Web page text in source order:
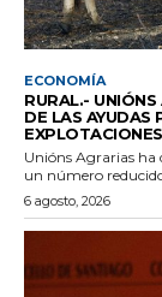
ECONOMÍA
RURAL.-
DE LAS AYUDAS
EXPLOTACIONES
Unións Agrarias ha
un número
6 agosto, 2026